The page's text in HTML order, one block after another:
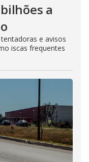
a
e avisos
iscas frequentes